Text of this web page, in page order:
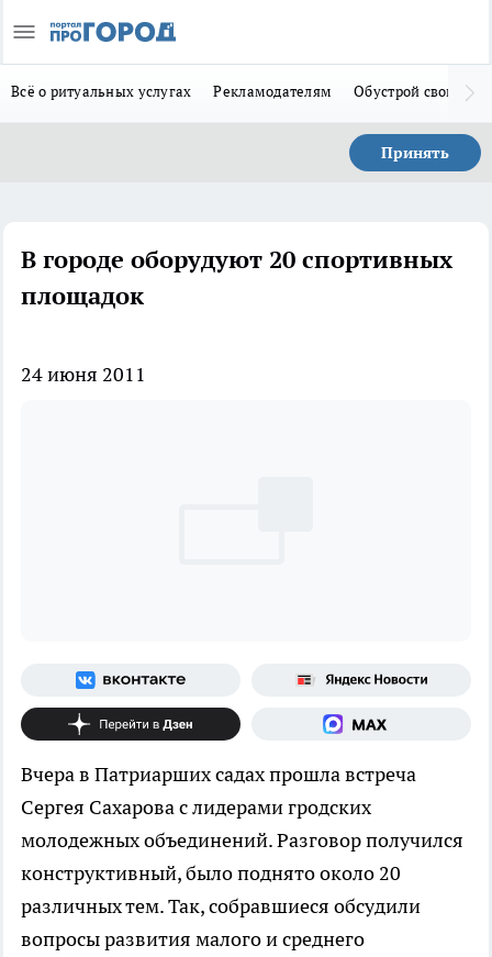
Всё о ритуальных услугах Рекламодателям Обустрой свой дом
Принять
В городе оборудуют 20 спортивных
площадок
24 июня 2011
Вчера в Патриарших садах прошла встреча
Сергея Сахарова с лидерами гродских
молодежных объединений. Разговор получился
конструктивный, было поднято около 20
различных тем. Так, собравшиеся обсудили
вопросы развития малого и среднего